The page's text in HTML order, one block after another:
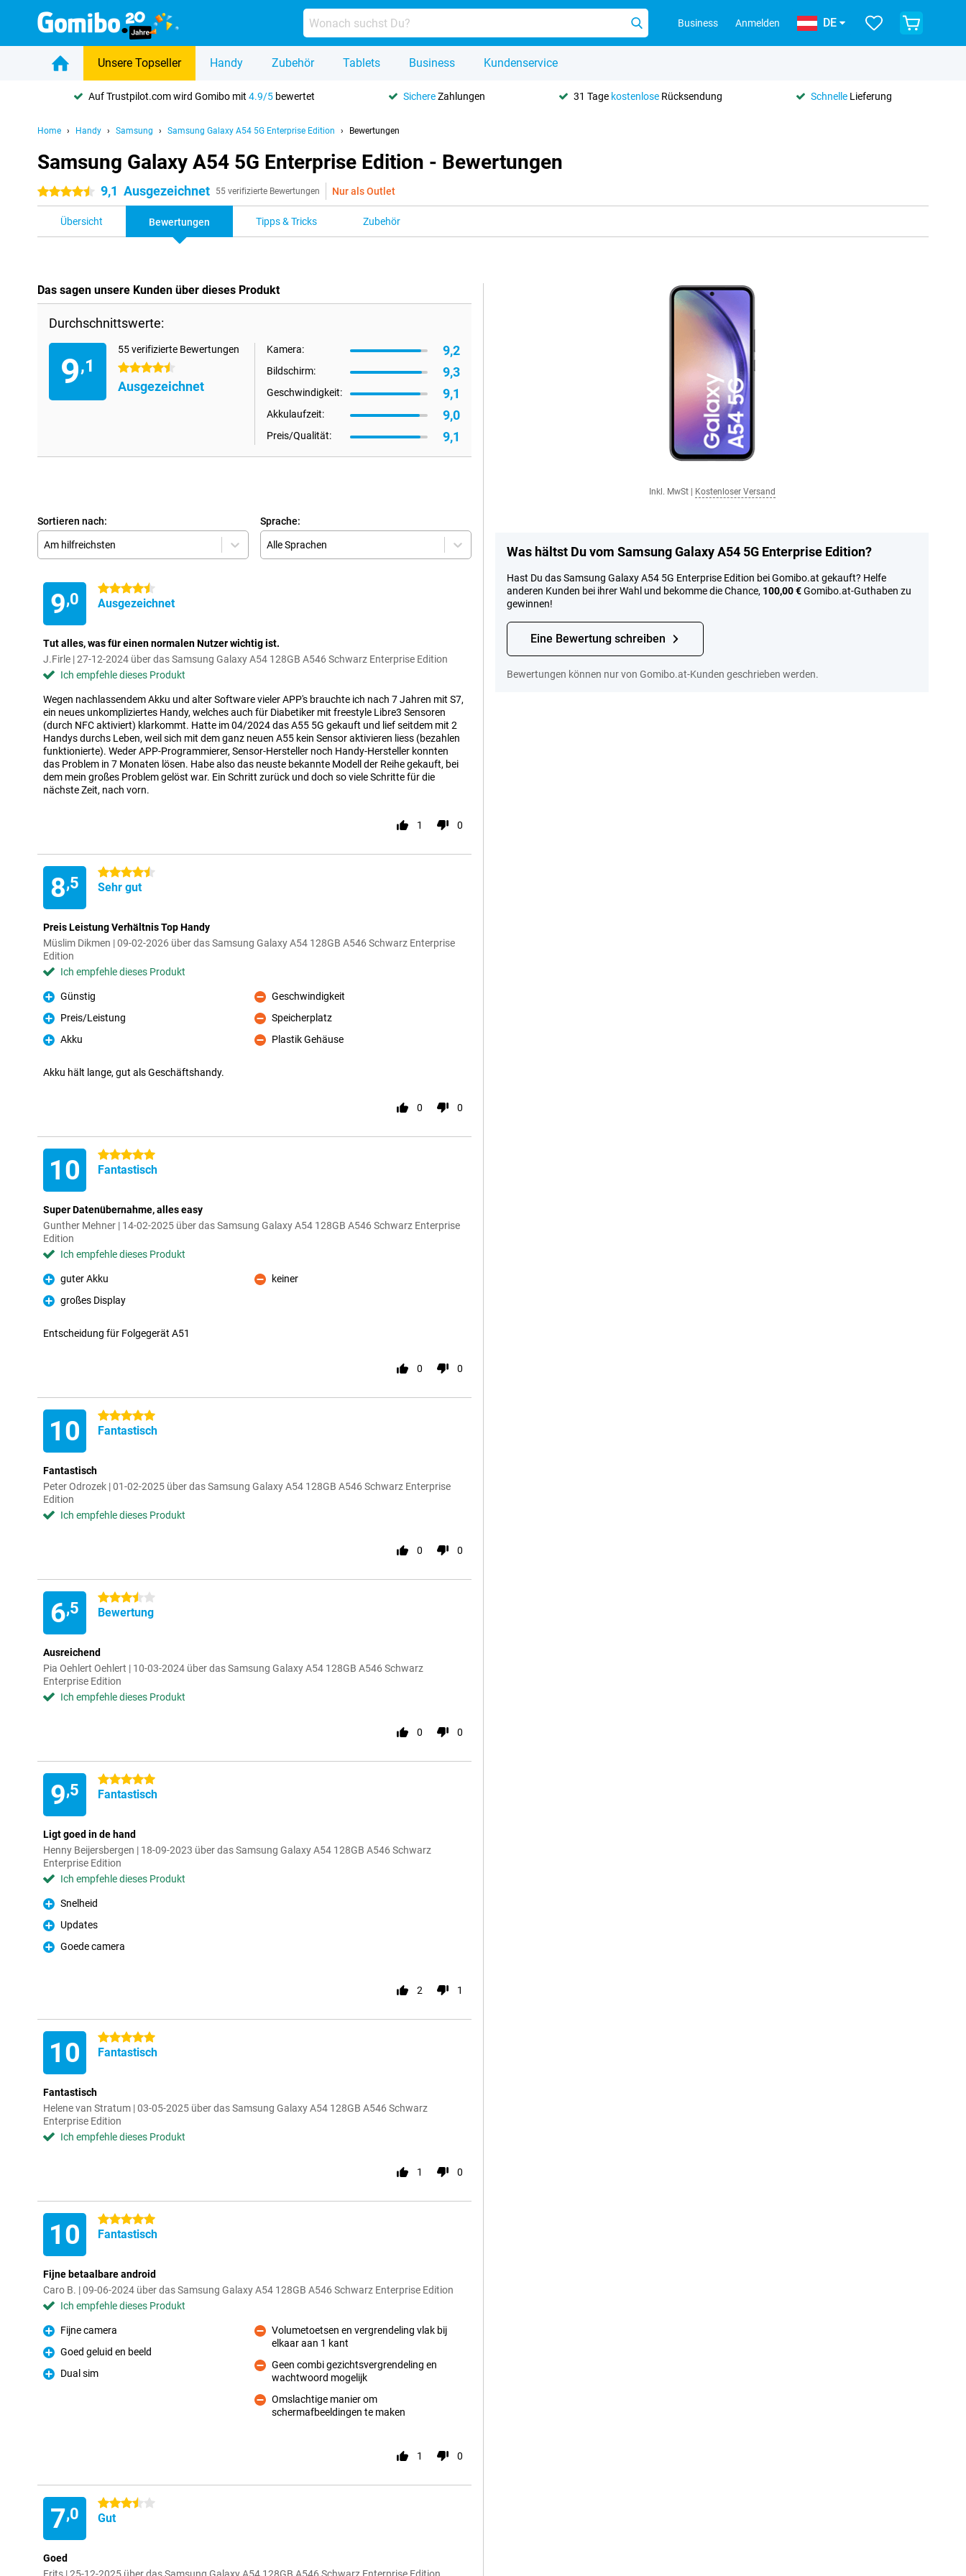
Business Anmelden DE
Unsere Topseller Handy Zubehör Tablets Business Kundenservice
Auf Trustpilot.com wird Gomibo mit4.9/5 bewertet SichereZahlungen 31 Tage kostenloseRücksendung SchnelleLieferung
Home Handy Samsung Samsung Galaxy A54 5G Enterprise Edition Bewertungen
Samsung Galaxy A54 5G Enterprise Edition - Bewertungen
4.5 Sterne 9,1 Ausgezeichnet 55 verifizierte Bewertungen Nur als Outlet
Übersicht Bewertungen Tipps & Tricks Zubehör
Das sagen unsere Kunden über dieses Produkt
Durchschnittswerte:
9,1
55 verifizierte Bewertungen
4.5 Sterne
Ausgezeichnet
Kamera: 9,2
Bildschirm: 9,3
Geschwindigkeit: 9,1
Akkulaufzeit: 9,0
Preis/Qualität: 9,1
Sortieren nach:
Am hilfreichsten
Sprache:
Alle Sprachen
9,0
4.5 Sterne
Ausgezeichnet
Tut alles, was für einen normalen Nutzer wichtig ist.
J.Firle | 27-12-2024 über das Samsung Galaxy A54 128GB A546 Schwarz Enterprise Edition
Ich empfehle dieses Produkt
Wegen nachlassendem Akku und alter Software vieler APP's brauchte ich nach 7 Jahren mit S7,
ein neues unkompliziertes Handy, welches auch für Diabetiker mit freestyle Libre3 Sensoren
(durch NFC aktiviert) klarkommt. Hatte im 04/2024 das A55 5G gekauft und lief seitdem mit 2
Handys durchs Leben, weil sich mit dem ganz neuen A55 kein Sensor aktivieren liess (bezahlen
funktionierte). Weder APP-Programmierer, Sensor-Hersteller noch Handy-Hersteller konnten
das Problem in 7 Monaten lösen. Habe also das neuste bekannte Modell der Reihe gekauft, bei
dem mein großes Problem gelöst war. Ein Schritt zurück und doch so viele Schritte für die
nächste Zeit, nach vorn.
1 0
8,5
4.5 Sterne
Sehr gut
Preis Leistung Verhältnis Top Handy
Müslim Dikmen | 09-02-2026 über das Samsung Galaxy A54 128GB A546 Schwarz Enterprise
Edition
Ich empfehle dieses Produkt
Pro
Günstig
Pro
Preis/Leistung
Pro
Akku
Kontra
Geschwindigkeit
Kontra
Speicherplatz
Kontra
Plastik Gehäuse
Akku hält lange, gut als Geschäftshandy.
0 0
10 5 Sterne
Fantastisch
Super Datenübernahme, alles easy
Gunther Mehner | 14-02-2025 über das Samsung Galaxy A54 128GB A546 Schwarz Enterprise
Edition
Ich empfehle dieses Produkt
Pro
guter Akku
Pro
großes Display
Kontra
keiner
Entscheidung für Folgegerät A51
0 0
10 5 Sterne
Fantastisch
Fantastisch
Peter Odrozek | 01-02-2025 über das Samsung Galaxy A54 128GB A546 Schwarz Enterprise
Edition
Ich empfehle dieses Produkt
0 0
6,5
3.5 Sterne
Bewertung
Ausreichend
Pia Oehlert Oehlert | 10-03-2024 über das Samsung Galaxy A54 128GB A546 Schwarz
Enterprise Edition
Ich empfehle dieses Produkt
0 0
9,5
5 Sterne
Fantastisch
Ligt goed in de hand
Henny Beijersbergen | 18-09-2023 über das Samsung Galaxy A54 128GB A546 Schwarz
Enterprise Edition
Ich empfehle dieses Produkt
Pro
Snelheid
Pro
Updates
Pro
Goede camera
2 1
10 5 Sterne
Fantastisch
Fantastisch
Helene van Stratum | 03-05-2025 über das Samsung Galaxy A54 128GB A546 Schwarz
Enterprise Edition
Ich empfehle dieses Produkt
1 0
10 5 Sterne
Fantastisch
Fijne betaalbare android
Caro B. | 09-06-2024 über das Samsung Galaxy A54 128GB A546 Schwarz Enterprise Edition
Ich empfehle dieses Produkt
Pro
Fijne camera
Pro
Goed geluid en beeld
Pro
Dual sim
Kontra
Volumetoetsen en vergrendeling vlak bij
elkaar aan 1 kant
Kontra
Geen combi gezichtsvergrendeling en
wachtwoord mogelijk
Kontra
Omslachtige manier om
schermafbeeldingen te maken
1 0
7,0
3.5 Sterne
Gut
Goed
Inkl. MwSt| Kostenloser Versand
Was hältst Du vom Samsung Galaxy A54 5G Enterprise Edition?
Hast Du das Samsung Galaxy A54 5G Enterprise Edition bei Gomibo.at gekauft? Helfe
anderen Kunden bei ihrer Wahl und bekomme die Chance, 100,00 €Gomibo.at-Guthaben zu
gewinnen!
Eine Bewertung schreiben
Bewertungen können nur von Gomibo.at-Kunden geschrieben werden.